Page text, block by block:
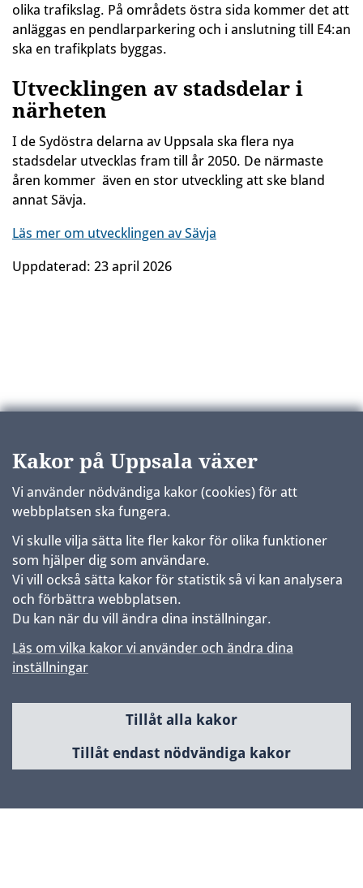
olika trafikslag. På områdets östra sida kommer det att
anläggas en pendlarparkering och i anslutning till E4:an
ska en trafikplats byggas.
Utvecklingen av stadsdelar i
närheten
I de Sydöstra delarna av Uppsala ska flera nya
stadsdelar utvecklas fram till år 2050. De närmaste
åren kommer även en stor utveckling att ske bland
annat Sävja.
Läs mer om utvecklingen av Sävja
Uppdaterad: 23 april 2026
Kakor på Uppsala växer
Vi använder nödvändiga kakor (cookies) för att
webbplatsen ska fungera.
Vi skulle vilja sätta lite fler kakor för olika funktioner
som hjälper dig som användare.
Vi vill också sätta kakor för statistik så vi kan analysera
och förbättra webbplatsen.
Du kan när du vill ändra dina inställningar.
Läs om vilka kakor vi använder och ändra dina
inställningar
Tillåt alla kakor
Tillåt endast nödvändiga kakor
Samhällsbyggnad & utveckling